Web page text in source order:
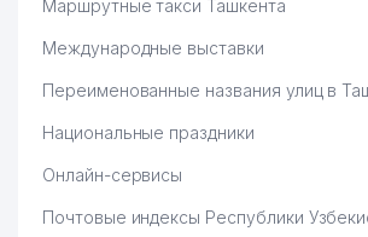
53 SARUS BIZNES SERVIS ООО
UBI CONSULTING ООО
ООО
56 АНДИЖАНКАБЕЛЬ СП АО
57 IHTIO SERVIS-SO ООО
Маршрутные такси Ташкента
Международные выставки
Переименованные названия улиц в
Национальные праздники
Онлайн-сервисы
Почтовые индексы Республики